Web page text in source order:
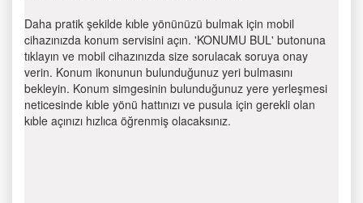
Daha pratik şekilde kıble yönünüzü bulmak için mobil
cihazınızda konum servisini açın. 'KONUMU BUL' butonuna
tıklayın ve mobil cihazınızda size sorulacak soruya onay
verin. Konum ikonunun bulunduğunuz yeri bulmasını
bekleyin. Konum simgesinin bulunduğunuz yere yerleşmesi
neticesinde kıble yönü hattınızı ve pusula için gerekli olan
kıble açınızı hızlıca öğrenmiş olacaksınız.